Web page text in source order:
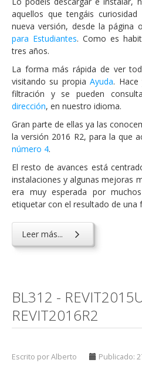
aquellos que tengáis
nueva versión, desde la página
para Estudiantes. Como es
tres años.
La forma más rápida de ver
visitando su propiaAyuda.
filtración y se pueden
dirección, en nuestro idioma.
Gran parte de ellas ya las
la versión 2016 R2, para la que
número 4.
El resto de avances está
instalaciones y algunas mejoras
era muy esperada por
etiquetar con el resultado de una
Leer más...
BL312 -
REVIT2016R2
Escrito por Alberto Publicado: